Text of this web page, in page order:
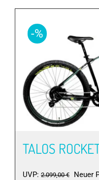
auf.
Die
auf
der
-%
TALOS
UVP: 2.099,00€ Neuer